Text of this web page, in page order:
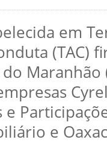
em
(TAC)
Maranhão
e